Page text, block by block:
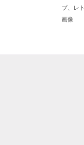
プ、レ
画像